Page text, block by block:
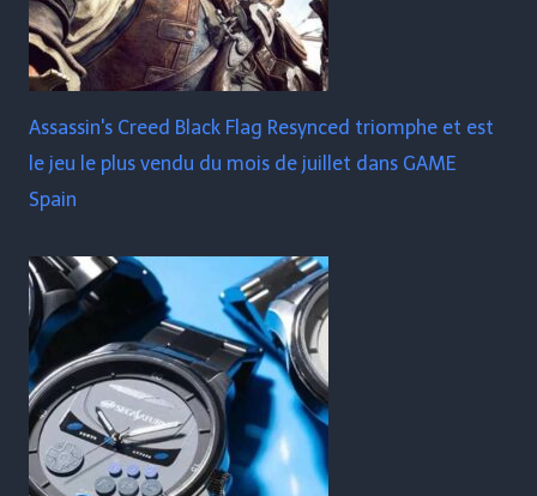
Assassin's Creed Black Flag Resynced triomphe et est
le jeu le plus vendu du mois de juillet dans GAME
Spain